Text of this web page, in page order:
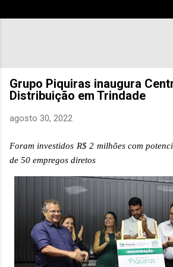
Grupo Piquiras inaugura
Distribuição em Trindade
agosto 30, 2022
Foram investidos R$ 2 milhões com
de 50 empregos diretos